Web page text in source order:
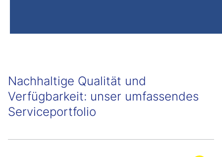
Nachhaltige Qualität und
Verfügbarkeit: unser umfassendes
Serviceportfolio